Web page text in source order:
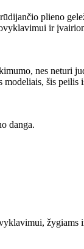
plieno
ir
nes neturi
šis peilis
danga.
žygiams